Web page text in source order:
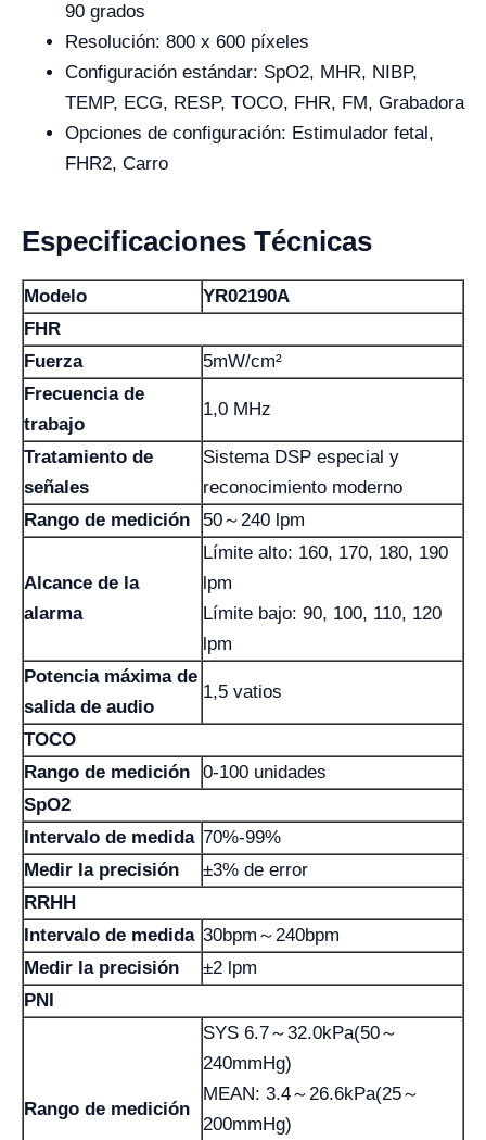
90 grados
Resolución: 800 x 600 píxeles
Configuración estándar: SpO2, MHR, NIBP,
TEMP, ECG, RESP, TOCO, FHR, FM, Grabadora
Opciones de configuración: Estimulador fetal,
FHR2, Carro
Especificaciones Técnicas
Modelo
YR02190A
FHR
Fuerza
5mW/cm²
Frecuencia de
trabajo
1,0 MHz
Tratamiento de
señales
Sistema DSP especial y
reconocimiento moderno
Rango de medición
50～240 lpm
Alcance de la
alarma
Límite alto: 160, 170, 180, 190
lpm
Límite bajo: 90, 100, 110, 120
lpm
Potencia máxima de
salida de audio
1,5 vatios
TOCO
Rango de medición
0-100 unidades
SpO2
Intervalo de medida 70%-99%
Medir la precisión
±3% de error
RRHH
Intervalo de medida 30bpm～240bpm
Medir la precisión
±2 lpm
PNI
Rango de medición
SYS 6.7～32.0kPa(50～
240mmHg)
MEAN: 3.4～26.6kPa(25～
200mmHg)